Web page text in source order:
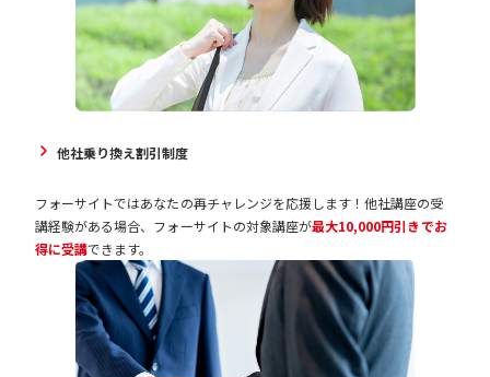
他社乗り換え割引制度
フォーサイトではあなたの再チャレンジを応援します！他社講座の受
講経験がある場合、フォーサイトの対象講座が最大10,000円引きでお
得に受講できます。